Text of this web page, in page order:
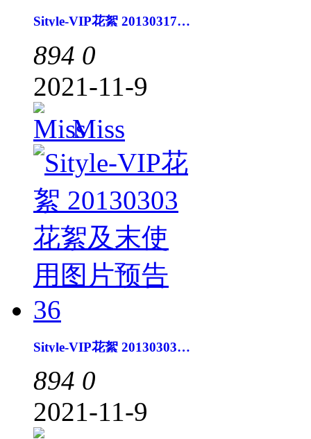
Sityle-VIP花絮 20130317花絮及末使用图片预告37
894 0
2021-11-9
Miss
Sityle-VIP花絮 20130303花絮及末使用图片预告36
894 0
2021-11-9